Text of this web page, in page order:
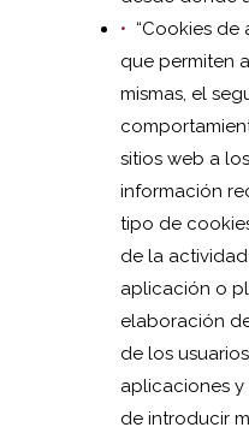
“Cookies de
que permiten
mismas, el
sitios web a
información
tipo de
de la
aplicación o
elaboración
de los
aplicaciones
de introducir